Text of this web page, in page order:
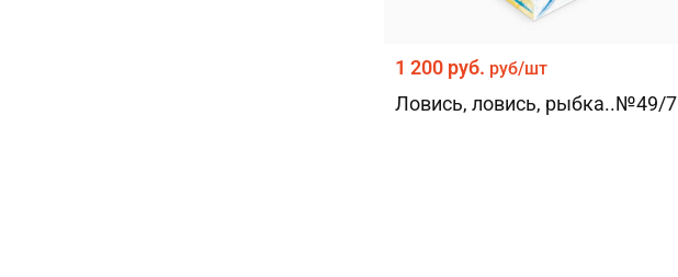
1 200 руб. руб/шт
Ловись, ловись, рыбка..№49/7